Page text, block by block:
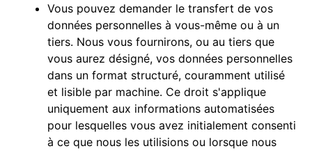
Vous pouvez demander le transfert de vos
données personnelles à vous-même ou à un
tiers. Nous vous fournirons, ou au tiers que
vous aurez désigné, vos données personnelles
dans un format structuré, couramment utilisé
et lisible par machine. Ce droit s'applique
uniquement aux informations automatisées
pour lesquelles vous avez initialement consenti
à ce que nous les utilisions ou lorsque nous